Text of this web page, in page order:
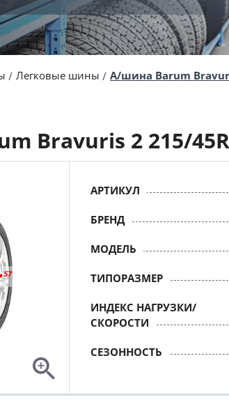
Легковые шины А/шина Barum
Bravuris 2 215/
АРТИКУЛ
БРЕНД
МОДЕЛЬ
ТИПОРАЗМЕР
ИНДЕКС НАГРУЗКИ/
СКОРОСТИ
СЕЗОННОСТЬ